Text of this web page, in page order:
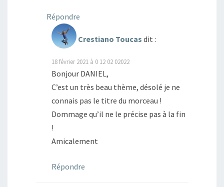
Répondre
Crestiano Toucas dit :
18 février 2021 à 0 12 02 02022
Bonjour DANIEL,
C’est un très beau thème, désolé je ne
connais pas le titre du morceau !
Dommage qu’il ne le précise pas à la fin
!
Amicalement
Répondre